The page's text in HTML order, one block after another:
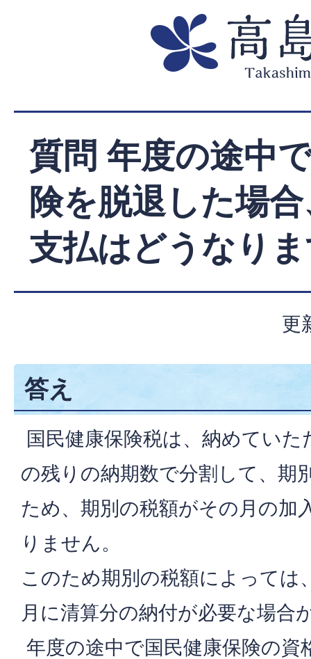
質問 年度の途中
険を脱退した場
支払はどうなり
更
答え
国民健康保険税は、納めてい
の残りの納期数で分割して、期
ため、期別の税額がその月の加
りません。
このため期別の税額によっては
月に清算分の納付が必要な場合
年度の途中で国民健康保険の資